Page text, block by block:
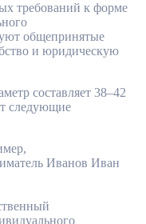
требований к форме
общепринятые
и юридическую
составляет 38–42
следующие
Иванов Иван